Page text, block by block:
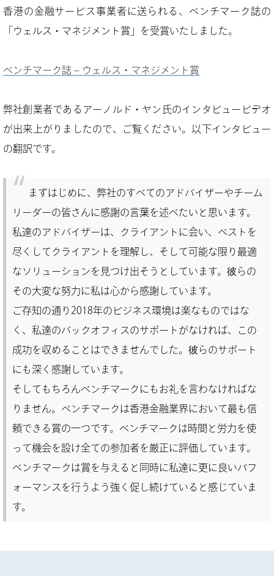
香港の金融サービス事業者に送られる、ベンチマーク誌の
「ウェルス・マネジメント賞」を受賞いたしました。
ベンチマーク誌 – ウェルス・マネジメント賞
弊社創業者であるアーノルド・ヤン氏のインタビュービデオ
が出来上がりましたので、ご覧ください。以下インタビュー
の翻訳です。
まずはじめに、弊社のすべてのアドバイザーやチーム
リーダーの皆さんに感謝の言葉を述べたいと思います。
私達のアドバイザーは、クライアントに会い、ベストを
尽くしてクライアントを理解し、そして可能な限り最適
なソリューションを見つけ出そうとしています。彼らの
その大変な努力に私は心から感謝しています。
ご存知の通り2018年のビジネス環境は楽なものではな
く、私達のバックオフィスのサポートがなければ、この
成功を収めることはできませんでした。彼らのサポート
にも深く感謝しています。
そしてもちろんベンチマークにもお礼を言わなければな
りません。ベンチマークは香港金融業界において最も信
頼できる賞の一つです。ベンチマークは時間と労力を使
って機会を設け全ての参加者を厳正に評価しています。
ベンチマークは賞を与えると同時に私達に更に良いパフ
ォーマンスを行うよう強く促し続けていると感じていま
す。